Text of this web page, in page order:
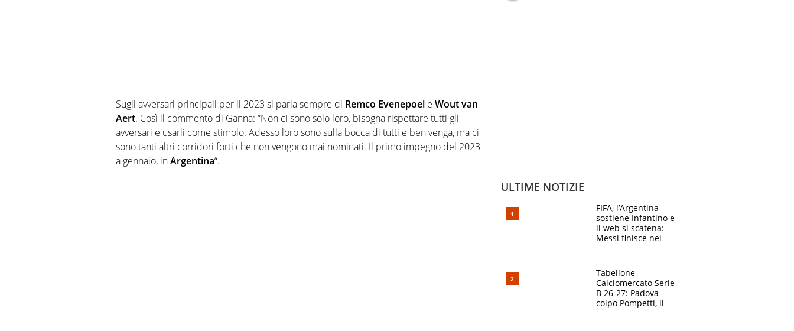
Sugli avversari principali per il 2023 si parla sempre di Remco Evenepoel e Wout van
Aert. Così il commento di Ganna: “Non ci sono solo loro, bisogna rispettare tutti gli
avversari e usarli come stimolo. Adesso loro sono sulla bocca di tutti e ben venga, ma ci
sono tanti altri corridori forti che non vengono mai nominati. Il primo impegno del 2023
a gennaio, inArgentina“.
ULTIME NOTIZIE
FIFA, l’Argentina
sostiene Infantino e
il web si scatena:
Messi finisce nei
polemiche
Tabellone
Calciomercato Serie
B 26-27: Padova
colpo Pompetti, il